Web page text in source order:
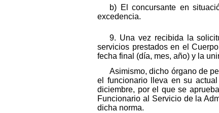
b) El concursante en
excedencia.
9. Una vez recibida la
servicios prestados en el
fecha final (día, mes, año) y la
Asimismo, dicho órgano de
el funcionario lleva en su
diciembre, por el que se
Funcionario al Servicio de la
dicha norma.